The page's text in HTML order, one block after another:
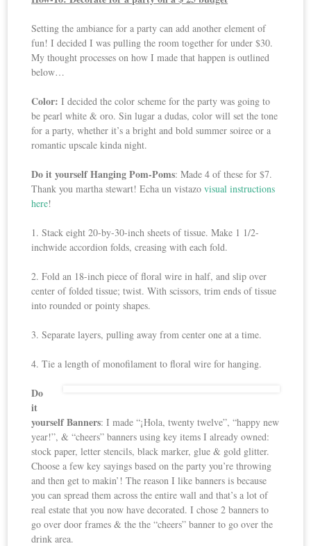
Setting the ambiance for a party can add another element of
fun! I decided I was pulling the room together for under $30.
My thought processes on how I made that happen is outlined
below…
Color: I decided the color scheme for the party was going to
be pearl white & oro. Sin lugar a dudas, color will set the tone
for a party, whether it’s a bright and bold summer soiree or a
romantic upscale kinda night.
Do it yourself Hanging Pom-Poms: Made 4 of these for $7.
Thank you martha stewart! Echa un vistazovisual instructions
here!
1. Stack eight 20-by-30-inch sheets of tissue. Make 1 1/2-
inchwide accordion folds, creasing with each fold.
2. Fold an 18-inch piece of floral wire in half, and slip over
center of folded tissue; twist. With scissors, trim ends of tissue
into rounded or pointy shapes.
3. Separate layers, pulling away from center one at a time.
4. Tie a length of monofilament to floral wire for hanging.
Do
it
yourself Banners: I made “¡Hola, twenty twelve”, “happy new
year!”, & “cheers” banners using key items I already owned:
stock paper, letter stencils, black marker, glue & gold glitter.
Choose a few key sayings based on the party you’re throwing
and then get to makin’! The reason I like banners is because
you can spread them across the entire wall and that’s a lot of
real estate that you now have decorated. I chose 2 banners to
go over door frames & the the “cheers” banner to go over the
drink area.